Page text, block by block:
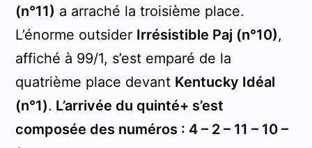
(n°11) a arraché la troisième place.
L’énorme outsider Irrésistible Paj (n°10),
affiché à 99/1, s’est emparé de la
quatrième place devant Kentucky Idéal
(n°1). L’arrivée du quinté+ s’est
composée des numéros : 4 – 2 – 11 – 10 –